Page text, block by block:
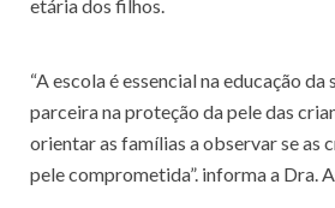
etária dos filhos.
“A escola é essencial na educação da
parceira na proteção da pele das
orientar as famílias a observar se as
pele comprometida”. informa a Dra.